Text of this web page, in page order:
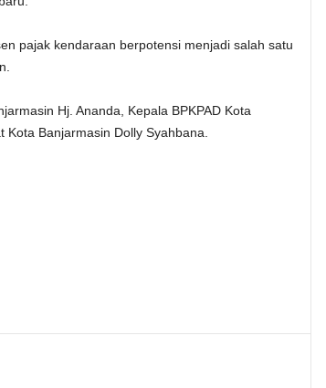
pajak kendaraan berpotensi menjadi salah satu
Hj. Ananda, Kepala BPKPAD Kota
Banjarmasin Dolly Syahbana.